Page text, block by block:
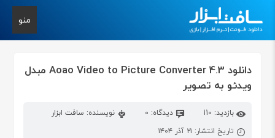
منو
دانلود Aoao Video to Picture Converter 4.3 مبدل
ویدئو به تصویر
بازدید: 110 دیدگاه: 0
نویسنده: سافت ابزار
تاریخ انتشار: ۲۱ آذر ۱۴۰۴